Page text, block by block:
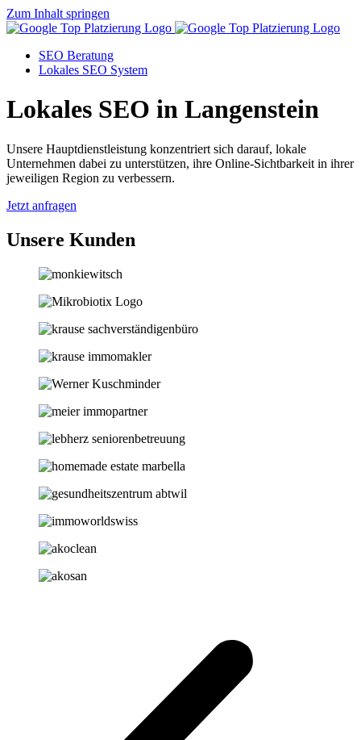
Zum Inhalt springen
SEO Beratung
Lokales SEO System
Lokales SEO in Langenstein
Unsere Hauptdienstleistung konzentriert sich darauf, lokale
Unternehmen dabei zu unterstützen, ihre Online-Sichtbarkeit in ihrer
jeweiligen Region zu verbessern.
Jetzt anfragen
Unsere Kunden